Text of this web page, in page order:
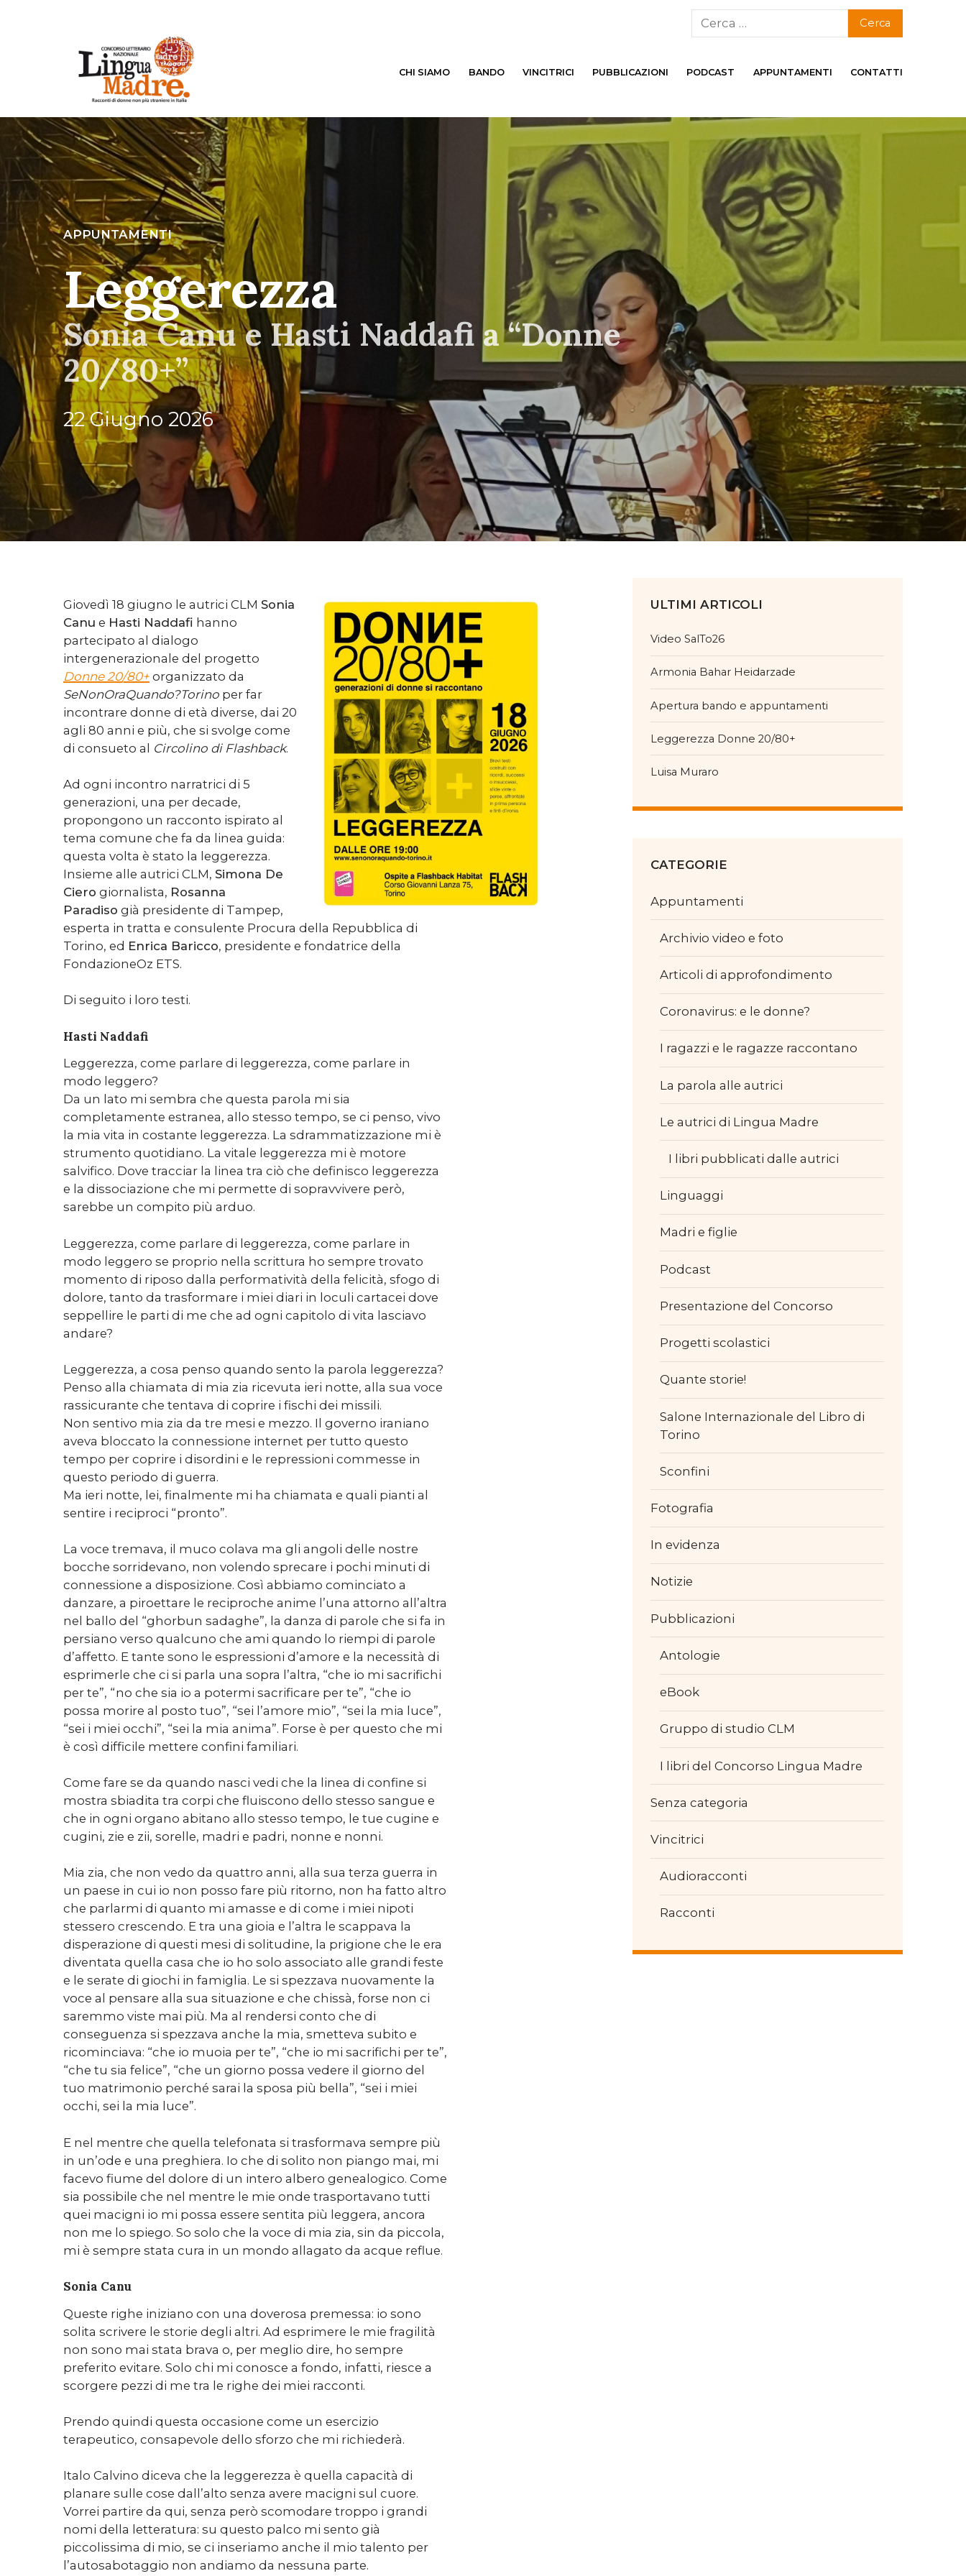
CHI SIAMO BANDO VINCITRICI PUBBLICAZIONI PODCAST APPUNTAMENTI CONTATTI
APPUNTAMENTI
Leggerezza
Sonia Canu e Hasti Naddafi a “Donne
20/80+”
22 Giugno 2026
Giovedì 18 giugno le autrici CLMSonia
Canu e Hasti Naddafi hanno
partecipato al dialogo
intergenerazionale del progetto
Donne 20/80+ organizzato da
SeNonOraQuando?Torino per far
incontrare donne di età diverse, dai 20
agli 80 anni e più, che si svolge come
di consueto al Circolino di Flashback.
Ad ogni incontro narratrici di 5
generazioni, una per decade,
propongono un racconto ispirato al
tema comune che fa da linea guida:
questa volta è stato la leggerezza.
Insieme alle autrici CLM,Simona De
Ciero giornalista, Rosanna
Paradiso già presidente di Tampep,
esperta in tratta e consulente Procura della Repubblica di
Torino, ed Enrica Baricco, presidente e fondatrice della
FondazioneOz ETS.
Di seguito i loro testi.
Hasti Naddafi
Leggerezza, come parlare di leggerezza, come parlare in
modo leggero?
Da un lato mi sembra che questa parola mi sia
completamente estranea, allo stesso tempo, se ci penso, vivo
la mia vita in costante leggerezza. La sdrammatizzazione mi è
strumento quotidiano. La vitale leggerezza mi è motore
salvifico. Dove tracciar la linea tra ciò che definisco leggerezza
e la dissociazione che mi permette di sopravvivere però,
sarebbe un compito più arduo.
Leggerezza, come parlare di leggerezza, come parlare in
modo leggero se proprio nella scrittura ho sempre trovato
momento di riposo dalla performatività della felicità, sfogo di
dolore, tanto da trasformare i miei diari in loculi cartacei dove
seppellire le parti di me che ad ogni capitolo di vita lasciavo
andare?
Leggerezza, a cosa penso quando sento la parola leggerezza?
Penso alla chiamata di mia zia ricevuta ieri notte, alla sua voce
rassicurante che tentava di coprire i fischi dei missili.
Non sentivo mia zia da tre mesi e mezzo. Il governo iraniano
aveva bloccato la connessione internet per tutto questo
tempo per coprire i disordini e le repressioni commesse in
questo periodo di guerra.
Ma ieri notte, lei, finalmente mi ha chiamata e quali pianti al
sentire i reciproci “pronto”.
La voce tremava, il muco colava ma gli angoli delle nostre
bocche sorridevano, non volendo sprecare i pochi minuti di
connessione a disposizione. Così abbiamo cominciato a
danzare, a piroettare le reciproche anime l’una attorno all’altra
nel ballo del “ghorbun sadaghe”, la danza di parole che si fa in
persiano verso qualcuno che ami quando lo riempi di parole
d’affetto. E tante sono le espressioni d’amore e la necessità di
esprimerle che ci si parla una sopra l’altra, “che io mi sacrifichi
per te”, “no che sia io a potermi sacrificare per te”, “che io
possa morire al posto tuo”, “sei l’amore mio”, “sei la mia luce”,
“sei i miei occhi”, “sei la mia anima”. Forse è per questo che mi
è così difficile mettere confini familiari.
Come fare se da quando nasci vedi che la linea di confine si
mostra sbiadita tra corpi che fluiscono dello stesso sangue e
che in ogni organo abitano allo stesso tempo, le tue cugine e
cugini, zie e zii, sorelle, madri e padri, nonne e nonni.
Mia zia, che non vedo da quattro anni, alla sua terza guerra in
un paese in cui io non posso fare più ritorno, non ha fatto altro
che parlarmi di quanto mi amasse e di come i miei nipoti
stessero crescendo. E tra una gioia e l’altra le scappava la
disperazione di questi mesi di solitudine, la prigione che le era
diventata quella casa che io ho solo associato alle grandi feste
e le serate di giochi in famiglia. Le si spezzava nuovamente la
voce al pensare alla sua situazione e che chissà, forse non ci
saremmo viste mai più. Ma al rendersi conto che di
conseguenza si spezzava anche la mia, smetteva subito e
ricominciava: “che io muoia per te”, “che io mi sacrifichi per te”,
“che tu sia felice”, “che un giorno possa vedere il giorno del
tuo matrimonio perché sarai la sposa più bella”, “sei i miei
occhi, sei la mia luce”.
E nel mentre che quella telefonata si trasformava sempre più
in un’ode e una preghiera. Io che di solito non piango mai, mi
facevo fiume del dolore di un intero albero genealogico. Come
sia possibile che nel mentre le mie onde trasportavano tutti
quei macigni io mi possa essere sentita più leggera, ancora
non me lo spiego. So solo che la voce di mia zia, sin da piccola,
mi è sempre stata cura in un mondo allagato da acque reflue.
Sonia Canu
Queste righe iniziano con una doverosa premessa: io sono
solita scrivere le storie degli altri. Ad esprimere le mie fragilità
non sono mai stata brava o, per meglio dire, ho sempre
preferito evitare. Solo chi mi conosce a fondo, infatti, riesce a
scorgere pezzi di me tra le righe dei miei racconti.
Prendo quindi questa occasione come un esercizio
terapeutico, consapevole dello sforzo che mi richiederà.
Italo Calvino diceva che la leggerezza è quella capacità di
planare sulle cose dall’alto senza avere macigni sul cuore.
Vorrei partire da qui, senza però scomodare troppo i grandi
nomi della letteratura: su questo palco mi sento già
piccolissima di mio, se ci inseriamo anche il mio talento per
l’autosabotaggio non andiamo da nessuna parte.
ULTIMI ARTICOLI
Video SalTo26
Armonia Bahar Heidarzade
Apertura bando e appuntamenti
Leggerezza Donne 20/80+
Luisa Muraro
CATEGORIE
Appuntamenti
Archivio video e foto
Articoli di approfondimento
Coronavirus: e le donne?
I ragazzi e le ragazze raccontano
La parola alle autrici
Le autrici di Lingua Madre
I libri pubblicati dalle autrici
Linguaggi
Madri e figlie
Podcast
Presentazione del Concorso
Progetti scolastici
Quante storie!
Salone Internazionale del Libro di
Torino
Sconfini
Fotografia
In evidenza
Notizie
Pubblicazioni
Antologie
eBook
Gruppo di studio CLM
I libri del Concorso Lingua Madre
Senza categoria
Vincitrici
Audioracconti
Racconti